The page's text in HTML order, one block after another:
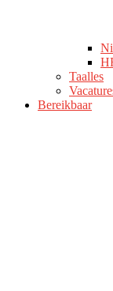
Taalles
Bereikbaar